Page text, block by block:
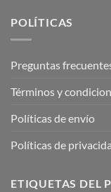
POLÍTICAS
Preguntas
Términos y
Políticas de envío
Políticas de
ETIQUETAS DEL